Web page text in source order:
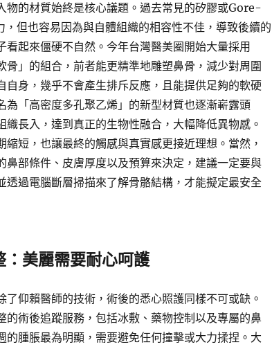
物的材質始終是核心議題。過去常見的矽膠或Gore-
但也容易因為與自體組織的相容性不佳，導致後續的
看起來僵硬不自然。今年台灣醫美圈開始大量採用
骨」的組合，前者能更精準地雕塑鼻骨，減少對周圍
自身，幾乎不會產生排斥反應，且能提供足夠的軟硬
為「高密度多孔聚乙烯」的新型材質也逐漸嶄露頭
織長入，達到真正的生物性融合，大幅降低異物感。
短，也讓最終的觸感與真實感更接近理想。當然，
鼻部條件、皮膚厚度以及預算來決定，建議一定要與
透過電腦斷層掃描來了解骨骼結構，才能擬定最安全
美麗需要耐心呵護
了仰賴醫師的技術，術後的悉心照護同樣不可或缺。
的術後追蹤服務，包括冰敷、藥物控制以及專屬的鼻
的腫脹最為明顯，需要避免任何撞擊或大力揉捏。大